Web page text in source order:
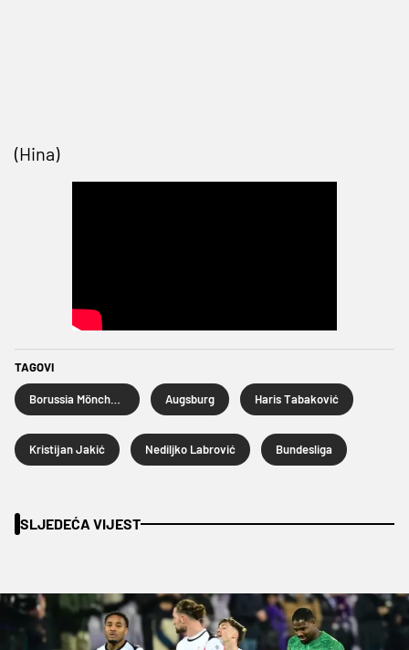
(Hina)
TAGOVI
Augsburg Haris Tabaković
Kristijan Jakić Nediljko Labrović Bundesliga
SLJEDEĆA VIJEST